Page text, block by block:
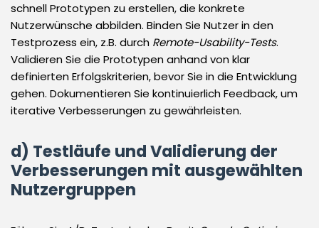
schnell Prototypen zu erstellen, die konkrete
Nutzerwünsche abbilden. Binden Sie Nutzer in den
Testprozess ein, z.B. durch Remote-Usability-Tests.
Validieren Sie die Prototypen anhand von klar
definierten Erfolgskriterien, bevor Sie in die Entwicklung
gehen. Dokumentieren Sie kontinuierlich Feedback, um
iterative Verbesserungen zu gewährleisten.
d) Testläufe und Validierung der
Verbesserungen mit ausgewählten
Nutzergruppen